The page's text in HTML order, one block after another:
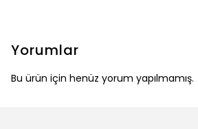
Yorumlar
Bu ürün için henüz yorum yapılmamış.